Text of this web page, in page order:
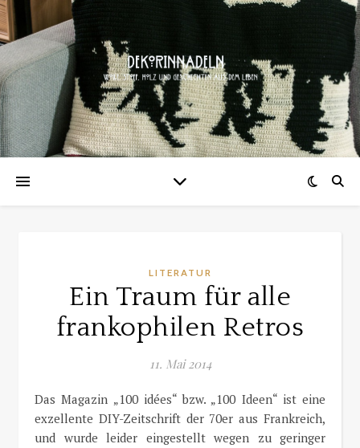
LITERATUR
Ein Traum für alle
frankophilen Retros
11. Mai 2014
Das Magazin „100 idées“ bzw. „100 Ideen“ ist eine
exzellente DIY-Zeitschrift der 70er aus Frankreich,
und wurde leider eingestellt wegen zu geringer